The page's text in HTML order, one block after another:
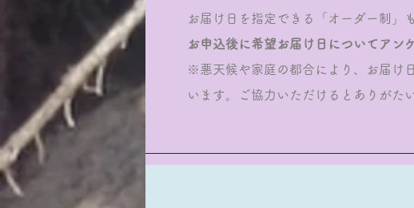
お届け日を指定できる「オーダー制」
お申込後に希望お届け日についてアン
※悪天候や家庭の都合により、お届け
います。ご協力いただけるとありがた